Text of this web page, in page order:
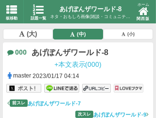
板移動 話題一覧
あげぽんザワールド-8
ネタ・おもしろ画像(雑談・コミュニティ)
ホーム
関西版
(大) (中) (小)
000 あげぽんザワールド-8
+本文表示(000)
master 2023/01/17 04:14
前スレ あげぽんザワールド-7
次スレ あげぽんザワールド-9